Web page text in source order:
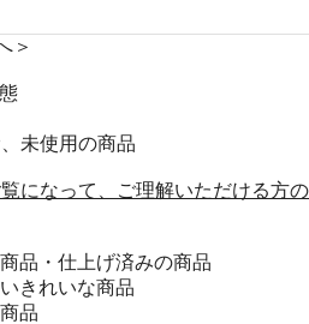
＞
未使用の商品
になって、ご理解いただける方の
品・仕上げ済みの商品
きれいな商品
品